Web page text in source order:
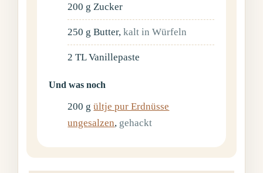
200 g Zucker
250 g Butter,kalt in Würfeln
2 TL Vanillepaste
Und was noch
200 g ültje pur Erdnüsse
ungesalzen, gehackt